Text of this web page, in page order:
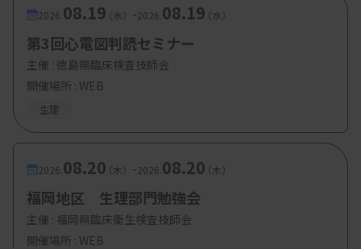
2026. 08.19（水） -2026. 08.19（水）
第3回心電図判読セミナー
主催 : 徳島県臨床検査技師会
開催場所 : WEB
生理
2026. 08.20（木） -2026. 08.20（木）
福岡地区 生理部門勉強会
主催 : 福岡県臨床衛生検査技師会
開催場所 : WEB